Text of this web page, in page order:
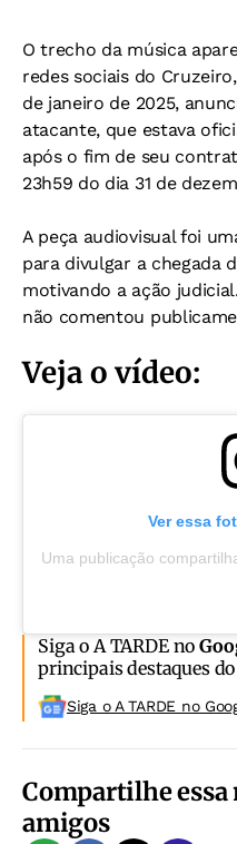
O trecho da música
redes sociais do
de janeiro de 2025,
atacante, que estava
após o fim de seu
23h59 do dia 31 de
A peça audiovisual foi
para divulgar a chegada
motivando a ação
não comentou
Veja o vídeo:
Ver essa
Siga o A TARDE no
principais destaques
Siga o A TARDE no
Compartilhe essa
amigos